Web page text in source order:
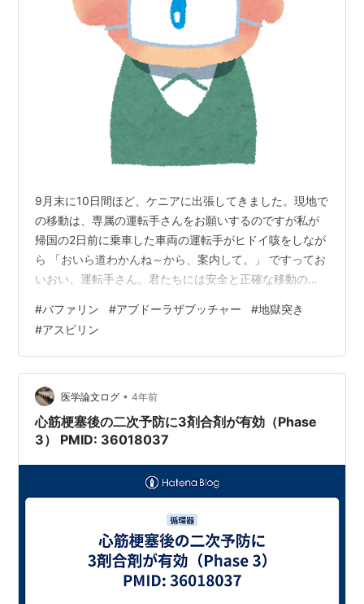
9月末に10日間ほど、ケニアに出張してきました。現地で
の移動は、専属の運転手さんをお願いするのですが私が
帰国の2日前に乗車した車両の運転手がヒドイ咳をしなが
ら 「おいら道わかんね～から、案内して。」 ですってお
いおい。運転手さん。君たちには安全と正確な移動のた
ったねぇ～。なんて思いながらスマホを英語版に変え、
Google Mapでナビゲーションモードにして手渡したんで
すがまったくナビの通りに運転してくれません。機械が
ちゃんと話してくれる英語も聞き取れないんだそう。た
まりかねた私が、運転席近くに移動して、ナビを見なが
ら案内することに。後に、不満タ…
#バファリン #アブドーラザブッチャー #地獄突き
#アスピリン
医学論文ログ • 4年前
心筋梗塞後の二次予防に3剤合剤が有効（Phase
3） PMID: 36018037